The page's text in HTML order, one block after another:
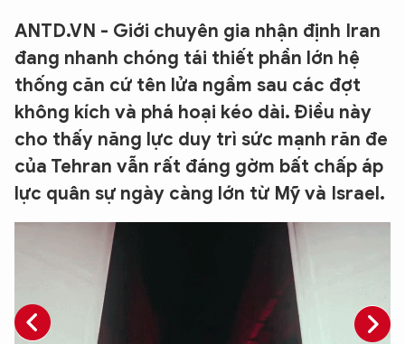
ANTD.VN - Giới chuyên gia nhận định Iran
đang nhanh chóng tái thiết phần lớn hệ
thống căn cứ tên lửa ngầm sau các đợt
không kích và phá hoại kéo dài. Điều này
cho thấy năng lực duy trì sức mạnh răn đe
của Tehran vẫn rất đáng gờm bất chấp áp
lực quân sự ngày càng lớn từ Mỹ và Israel.